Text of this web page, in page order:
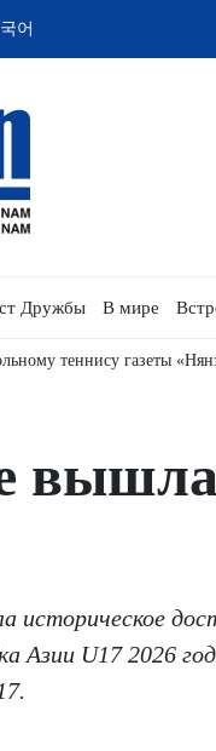
어
Дружбы В мире
теннису газеты
историческое
Азии U17 2026